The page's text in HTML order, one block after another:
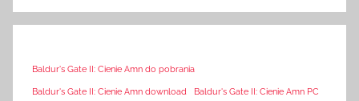
Baldur's Gate II: Cienie Amn do pobrania
Baldur's Gate II: Cienie Amn download Baldur's Gate II: Cienie Amn PC